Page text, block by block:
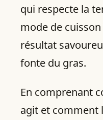
qui respecte la
mode de
résultat
fonte du gras.
En comprenant
agit et comment